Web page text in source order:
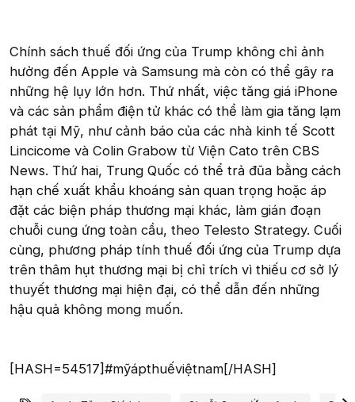
Chính sách thuế đối ứng của Trump không chỉ ảnh
hưởng đến Apple và Samsung mà còn có thể gây ra
những hệ lụy lớn hơn. Thứ nhất, việc tăng giá iPhone
và các sản phẩm điện tử khác có thể làm gia tăng lạm
phát tại Mỹ, như cảnh báo của các nhà kinh tế Scott
Lincicome và Colin Grabow từ Viện Cato trên CBS
News. Thứ hai, Trung Quốc có thể trả đũa bằng cách
hạn chế xuất khẩu khoáng sản quan trọng hoặc áp
đặt các biện pháp thương mại khác, làm gián đoạn
chuỗi cung ứng toàn cầu, theo Telesto Strategy. Cuối
cùng, phương pháp tính thuế đối ứng của Trump dựa
trên thâm hụt thương mại bị chỉ trích vì thiếu cơ sở lý
thuyết thương mại hiện đại, có thể dẫn đến những
hậu quả không mong muốn.
[HASH=54517]#mỹápthuếviệtnam[/HASH]